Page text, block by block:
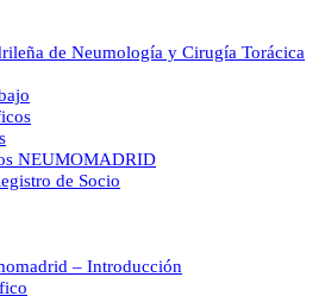
de Neumología y Cirugía Torácica
NEUMOMADRID
de Socio
– Introducción